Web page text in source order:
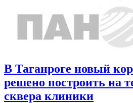
В Таганроге новый
решено построить на
сквера клиники